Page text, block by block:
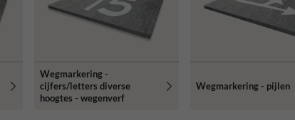
Wegmarkering -
cijfers/letters diverse
hoogtes - wegenverf
Wegmarkering - pijlen